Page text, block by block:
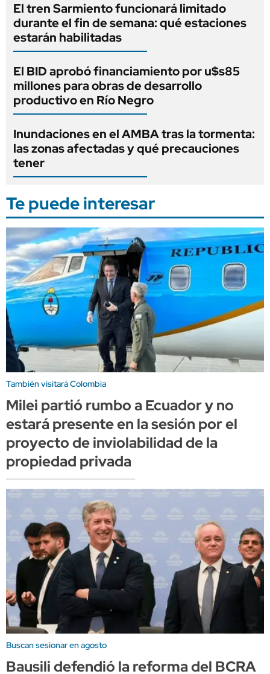
El tren Sarmiento funcionará limitado
durante el fin de semana: qué estaciones
estarán habilitadas
El BID aprobó financiamiento por u$s85
millones para obras de desarrollo
productivo en Río Negro
Inundaciones en el AMBA tras la tormenta:
las zonas afectadas y qué precauciones
tener
Te puede interesar
También visitará Colombia
Milei partió rumbo a Ecuador y no
estará presente en la sesión por el
proyecto de inviolabilidad de la
propiedad privada
Buscan sesionar en agosto
Bausili defendió la reforma del BCRA